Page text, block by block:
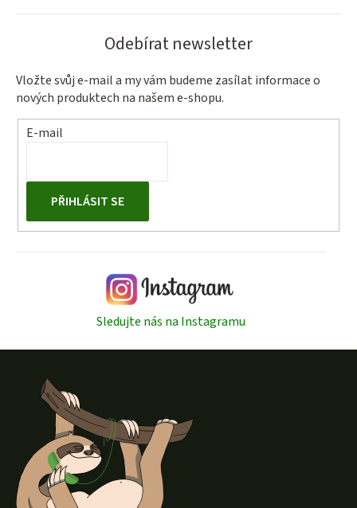
á
a
c
í
v
ý
i
s
u
Odebírat newsletter
Vložte svůj e-mail a my vám budeme zasílat informace o
nových produktech na našem e-shopu.
E-mail
PŘIHLÁSIT SE
Sledujte nás na Instagramu